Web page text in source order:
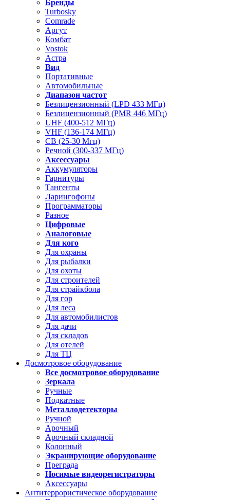
Бренды
Turbosky
Comrade
Аргут
Комбат
Vostok
Астра
Вид
Портативные
Автомобильные
Диапазон частот
Безлицензионный (LPD 433 МГц)
Безлицензионный (PMR 446 МГц)
UHF (400-512 МГц)
VHF (136-174 МГц)
CB (25-30 Мгц)
Речной (300-337 МГц)
Аксессуары
Аккумуляторы
Гарнитуры
Тангенты
Ларингофоны
Программаторы
Разное
Цифровые
Аналоговые
Для кого
Для охраны
Для рыбалки
Для охоты
Для строителей
Для страйкбола
Для гор
Для леса
Для автомобилистов
Для дачи
Для складов
Для отелей
Для ТЦ
Досмотровое оборудование
Все досмотровое оборудование
Зеркала
Ручные
Подкатные
Металлодетекторы
Ручной
Арочный
Арочный складной
Колонный
Экранирующие оборудование
Преграда
Носимые видеорегистраторы
Аксессуары
Антитеррористическое оборудование